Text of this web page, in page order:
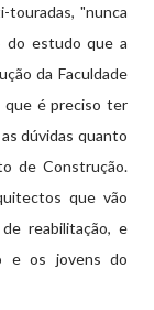
touradas, "nunca
do estudo que a
da Faculdade
que é preciso ter
dúvidas quanto
de Construção.
que vão
reabilitação, e
e os jovens do